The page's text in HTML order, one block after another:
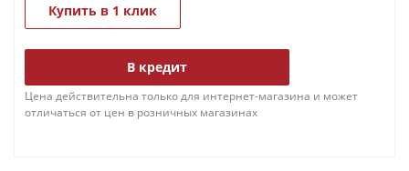
Купить в 1 клик
В кредит
Цена действительна только для интернет-магазина и может
отличаться от цен в розничных магазинах